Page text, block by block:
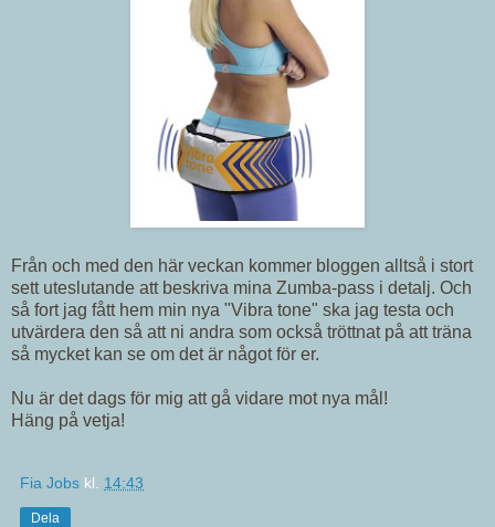
Från och med den här veckan kommer bloggen alltså i stort
sett uteslutande att beskriva mina Zumba-pass i detalj. Och
så fort jag fått hem min nya "Vibra tone" ska jag testa och
utvärdera den så att ni andra som också tröttnat på att träna
så mycket kan se om det är något för er.
Nu är det dags för mig att gå vidare mot nya mål!
Häng på vetja!
Fia Jobs kl. 14:43
Dela